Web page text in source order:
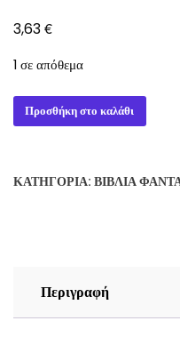
3,63€
1 σε απόθεμα
HEECHEE
RENDEZVOUS
POHL
Προσθήκη στο καλάθι
ΚΑΤΗΓΟΡΊΑ: ΒΙΒΛΊΑ
Περιγραφή